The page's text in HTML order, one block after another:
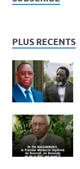
PLUS RECENTS